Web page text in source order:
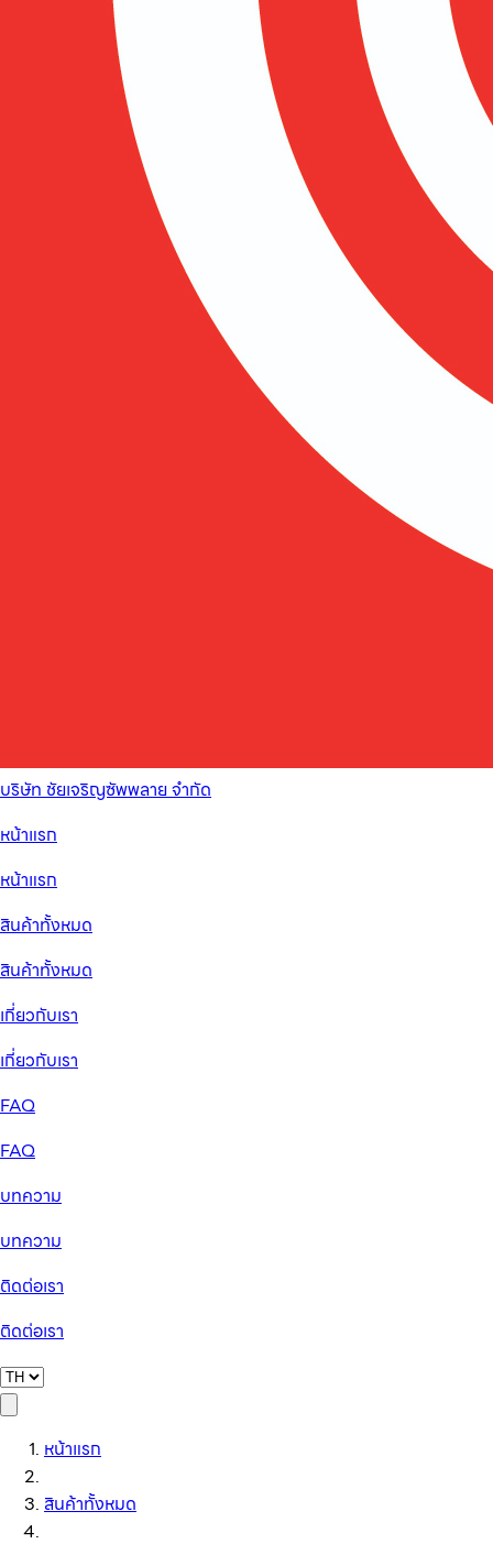
บริษัท ชัยเจริญซัพพลาย จำกัด
หน้าแรก
หน้าแรก
สินค้าทั้งหมด
สินค้าทั้งหมด
เกี่ยวกับเรา
เกี่ยวกับเรา
FAQ
FAQ
บทความ
บทความ
ติดต่อเรา
ติดต่อเรา
หน้าแรก
สินค้าทั้งหมด